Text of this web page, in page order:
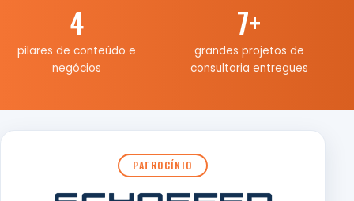
4
pilares de conteúdo e
negócios
7+
grandes projetos de
consultoria entregues
PATROCÍNIO